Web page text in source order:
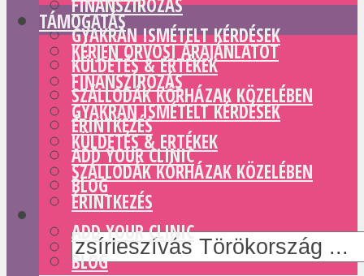
FINANSZÍROZÁS
GYAKRAN ISMÉTELT KÉRDÉSEK
KÜLDETÉS & ERTÉKEK
SZÁLLODÁK KÓRHÁZAK KÖZELÉBEN
ÉRINTKEZÉS
ADD YOUR CLINIC
BLOG
TÁMOGATÁS
KÉRJEN ORVOSI ÁRAJÁNLATOT
FINANSZÍROZÁS
GYAKRAN ISMÉTELT KÉRDÉSEK
KÜLDETÉS & ERTÉKEK
SZÁLLODÁK KÓRHÁZAK KÖZELÉBEN
ÉRINTKEZÉS
ADD YOUR CLINIC
BLOG